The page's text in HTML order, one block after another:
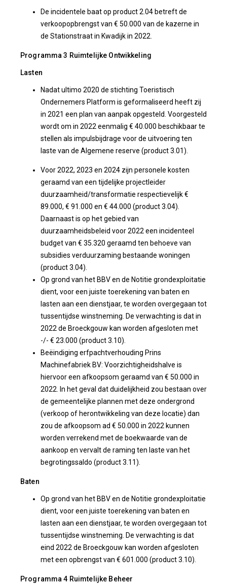
De incidentele baat op product 2.04 betreft de
verkoopopbrengst van € 50.000 van de kazerne in
de Stationstraat in Kwadijk in 2022.
Programma 3 Ruimtelijke Ontwikkeling
Lasten
Nadat ultimo 2020 de stichting Toeristisch
Ondernemers Platform is geformaliseerd heeft zij
in 2021 een plan van aanpak opgesteld. Voorgesteld
wordt om in 2022 eenmalig € 40.000 beschikbaar te
stellen als impulsbijdrage voor de uitvoering ten
laste van de Algemene reserve (product 3.01).
Voor 2022, 2023 en 2024 zijn personele kosten
geraamd van een tijdelijke projectleider
duurzaamheid/transformatie respectievelijk €
89.000, € 91.000 en € 44.000 (product 3.04).
Daarnaast is op het gebied van
duurzaamheidsbeleid voor 2022 een incidenteel
budget van € 35.320 geraamd ten behoeve van
subsidies verduurzaming bestaande woningen
(product 3.04).
Op grond van het BBV en de Notitie grondexploitatie
dient, voor een juiste toerekening van baten en
lasten aan een dienstjaar, te worden overgegaan tot
tussentijdse winstneming. De verwachting is dat in
2022 de Broeckgouw kan worden afgesloten met
-/- € 23.000 (product 3.10).
Beëindiging erfpachtverhouding Prins
Machinefabriek BV: Voorzichtigheidshalve is
hiervoor een afkoopsom geraamd van € 50.000 in
2022. In het geval dat duidelijkheid zou bestaan over
de gemeentelijke plannen met deze ondergrond
(verkoop of herontwikkeling van deze locatie) dan
zou de afkoopsom ad € 50.000 in 2022 kunnen
worden verrekend met de boekwaarde van de
aankoop en vervalt de raming ten laste van het
begrotingssaldo (product 3.11).
Baten
Op grond van het BBV en de Notitie grondexploitatie
dient, voor een juiste toerekening van baten en
lasten aan een dienstjaar, te worden overgegaan tot
tussentijdse winstneming. De verwachting is dat
eind 2022 de Broeckgouw kan worden afgesloten
met een opbrengst van € 601.000 (product 3.10).
Programma 4 Ruimtelijke Beheer